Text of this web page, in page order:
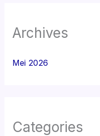
Archives
Mei 2026
Categories